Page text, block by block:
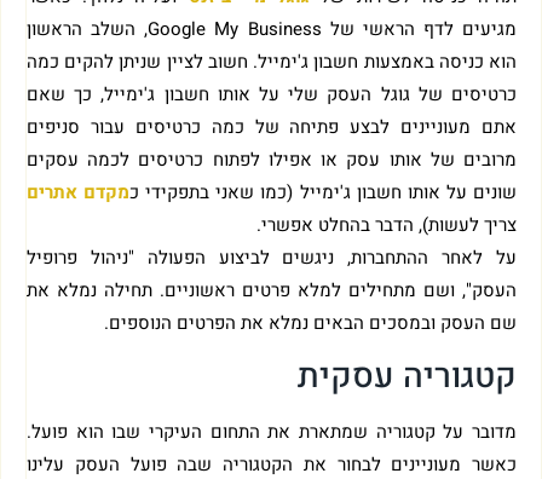
מגיעים לדף הראשי של Google My Business, השלב הראשון
הוא כניסה באמצעות חשבון ג'ימייל. חשוב לציין שניתן להקים כמה
כרטיסים של גוגל העסק שלי על אותו חשבון ג'ימייל, כך שאם
אתם מעוניינים לבצע פתיחה של כמה כרטיסים עבור סניפים
מרובים של אותו עסק או אפילו לפתוח כרטיסים לכמה עסקים
שונים על אותו חשבון ג'ימייל (כמו שאני בתפקידי כמקדם אתרים
צריך לעשות), הדבר בהחלט אפשרי.
על לאחר ההתחברות, ניגשים לביצוע הפעולה "ניהול פרופיל
העסק", ושם מתחילים למלא פרטים ראשוניים. תחילה נמלא את
שם העסק ובמסכים הבאים נמלא את הפרטים הנוספים.
קטגוריה עסקית
מדובר על קטגוריה שמתארת את התחום העיקרי שבו הוא פועל.
כאשר מעוניינים לבחור את הקטגוריה שבה פועל העסק עלינו